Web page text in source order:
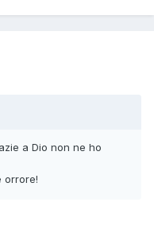
a Dio non ne ho
orrore!